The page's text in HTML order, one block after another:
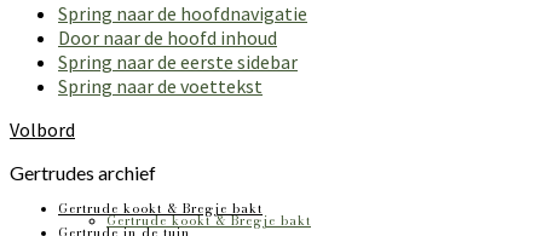
deze
website
Spring naar de hoofdnavigatie
Door naar de hoofd inhoud
Spring naar de eerste sidebar
Spring naar de voettekst
Volbord
Gertrudes archief
Gertrude kookt & Bregje bakt
Gertrude kookt & Bregje bakt